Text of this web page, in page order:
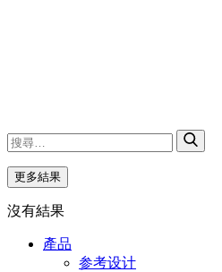
更多結果
沒有結果
產品
参考设计